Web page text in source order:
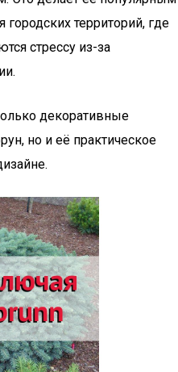
территорий, где
стрессу из-за
декоративные
но и её практическое